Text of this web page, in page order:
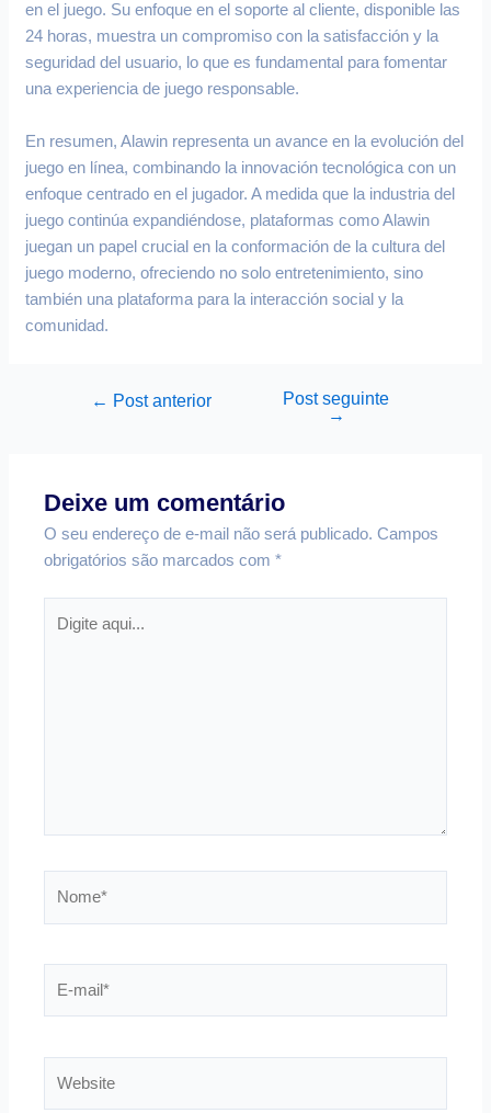
en el juego. Su enfoque en el soporte al cliente, disponible las
24 horas, muestra un compromiso con la satisfacción y la
seguridad del usuario, lo que es fundamental para fomentar
una experiencia de juego responsable.
En resumen, Alawin representa un avance en la evolución del
juego en línea, combinando la innovación tecnológica con un
enfoque centrado en el jugador. A medida que la industria del
juego continúa expandiéndose, plataformas como Alawin
juegan un papel crucial en la conformación de la cultura del
juego moderno, ofreciendo no solo entretenimiento, sino
también una plataforma para la interacción social y la
comunidad.
← Post anterior
Post seguinte
→
Deixe um comentário
O seu endereço de e-mail não será publicado. Campos
obrigatórios são marcados com*
aqui...
mail*